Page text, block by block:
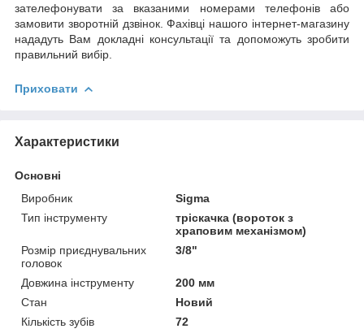
зателефонувати за вказаними номерами телефонів або
замовити зворотній дзвінок. Фахівці нашого інтернет-магазину
нададуть Вам докладні консультації та допоможуть зробити
правильний вибір.
Приховати
Характеристики
Основні
Виробник
Sigma
Тип інструменту
тріскачка (вороток з
храповим механізмом)
Розмір приєднувальних
головок
3/8"
Довжина інструменту
200 мм
Стан
Новий
Кількість зубів
72